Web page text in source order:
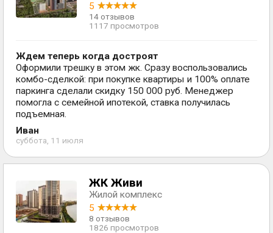
5
14 отзывов
1117 просмотров
Ждем теперь когда достроят
Оформили трешку в этом жк. Сразу воспользовались
комбо-сделкой: при покупке квартиры и 100% оплате
паркинга сделали скидку 150 000 руб. Менеджер
помогла с семейной ипотекой, ставка получилась
подъемная.
Иван
суббота, 11 июля
ЖК Живи
Жилой комплекс
5
8 отзывов
1826 просмотров